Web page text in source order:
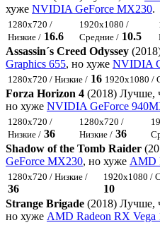
хуже NVIDIA GeForce MX230.
1280x720 /
Низкие / 16.6
1920x1080 /
Средние / 10.5
Assassin´s Creed Odyssey
Graphics 655, но хуже NVIDIA
1280x720 / Низкие / 16 1920x1080 /
Forza Horizon 4 (2018) Лучше,
но хуже NVIDIA GeForce
1280x720 /
Низкие / 36
1280x720 /
Низкие / 36
Shadow of the Tomb Raider
GeForce MX230, но хуже AMD
1280x720 / Низкие /
36
1920x1080 /
10
Strange Brigade (2018) Лучше,
но хуже AMD Radeon RX Vega